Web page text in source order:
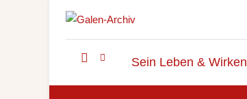
Sein Leben & Wirken